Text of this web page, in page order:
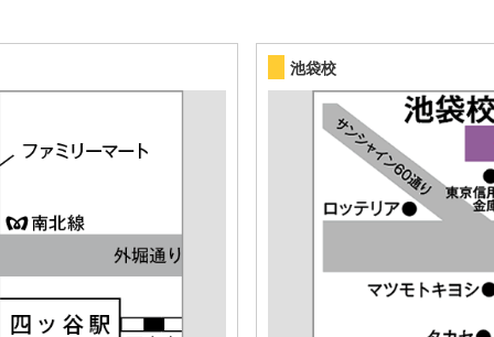
池袋校